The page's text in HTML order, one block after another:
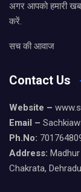
अगर आपको हमारी
करें.
सच की आवाज
Contact Us
Website –
Email –
Ph.No:
Address:
Chakrata,